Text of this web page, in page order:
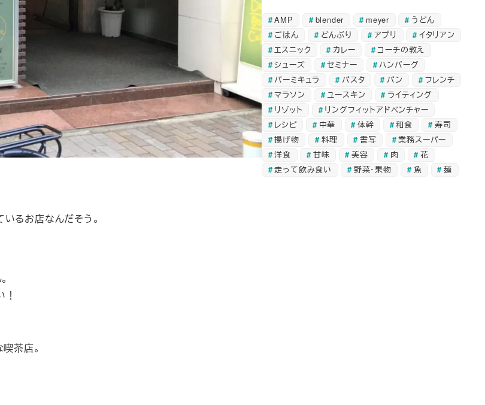
るお店なんだそう。
茶店。
AMP blender meyer
うどん
ごはん
どんぶり アプリ
イタリアン
エスニック
カレー
コーチの教え
シューズ
セミナー
ハンバーグ
バーミキュラ
パスタ パン
フレンチ
マラソン
ユースキン
ライティング
リゾット
リングフィットアドベンチャー
レシピ
中華 体幹 和食
寿司
揚げ物
料理 書写
業務スーパー
洋食
甘味 美容 肉
花
走って飲み食い
野菜・果物 魚 麺